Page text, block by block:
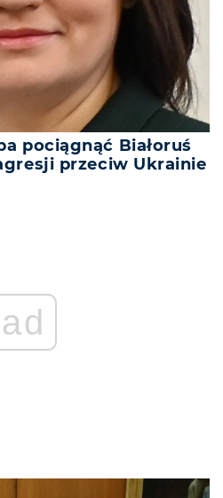
pociągnąć Białoruś
przeciw Ukrainie
ad